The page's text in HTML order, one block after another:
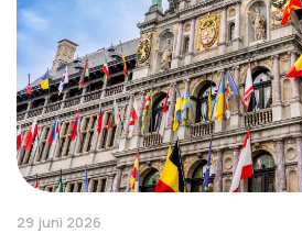
29 juni 2026